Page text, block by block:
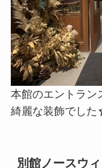
本館のエントラン
綺麗な装飾でした
別館ノースウ